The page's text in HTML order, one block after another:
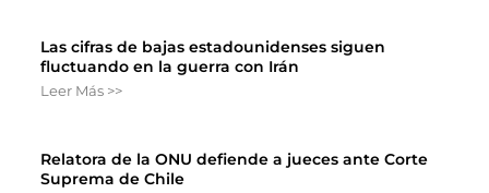
Las cifras de bajas estadounidenses siguen
fluctuando en la guerra con Irán
Leer Más >>
Relatora de la ONU defiende a jueces ante Corte
Suprema de Chile